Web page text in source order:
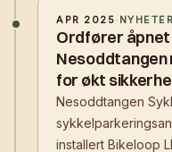
APR 2025· NYHETER
Ordfører åpnet
Nesoddtangen
for økt
Nesoddtangen
installert Bikeloop